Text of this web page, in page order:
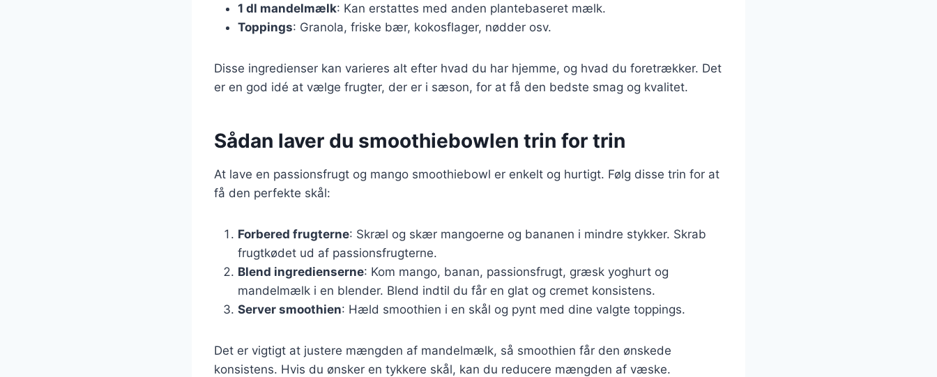
1 dl mandelmælk: Kan erstattes med anden plantebaseret mælk.
Toppings: Granola, friske bær, kokosflager, nødder osv.
Disse ingredienser kan varieres alt efter hvad du har hjemme, og hvad du foretrækker. Det
er en god idé at vælge frugter, der er i sæson, for at få den bedste smag og kvalitet.
Sådan laver du smoothiebowlen trin for trin
At lave en passionsfrugt og mango smoothiebowl er enkelt og hurtigt. Følg disse trin for at
få den perfekte skål:
Forbered frugterne: Skræl og skær mangoerne og bananen i mindre stykker. Skrab
frugtkødet ud af passionsfrugterne.
Blend ingredienserne: Kom mango, banan, passionsfrugt, græsk yoghurt og
mandelmælk i en blender. Blend indtil du får en glat og cremet konsistens.
Server smoothien: Hæld smoothien i en skål og pynt med dine valgte toppings.
Det er vigtigt at justere mængden af mandelmælk, så smoothien får den ønskede
konsistens. Hvis du ønsker en tykkere skål, kan du reducere mængden af væske.